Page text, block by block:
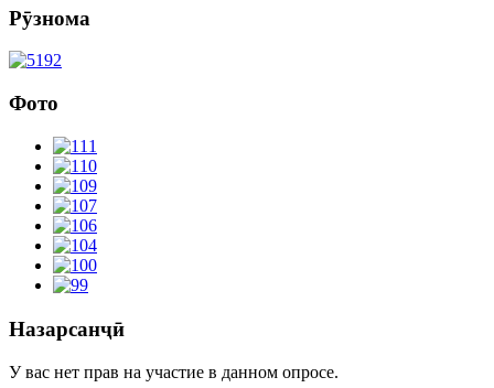
Рӯзнома
Фото
Назарсанҷӣ
У вас нет прав на участие в данном опросе.